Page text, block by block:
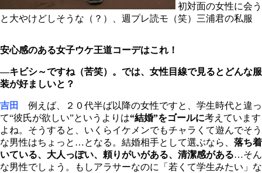
初対面の女性に会う
と大やけどしそうな（？）、週プレ読モ（笑）三浦君の私服
安心感のある女子ウケ王道コーデはこれ！
―キビシ～ですね（苦笑）。では、女性目線で見るとどんな服
装が好ましいと？
吉田
例えば、２０代半ば以降の女性ですと、学生時代と違っ
て“彼氏が欲しい”というよりは“結婚”をゴールに考えています
よね。そうすると、いくらイケメンでもチャラくて遊んでそう
な男性はちょっと…となる。結婚相手として選ぶなら、 落ち着
いている、大人っぽい、頼りがいがある、清潔感がある…そん
な男性でしょう。もしアラサーなのに「若くて学生みたい」な